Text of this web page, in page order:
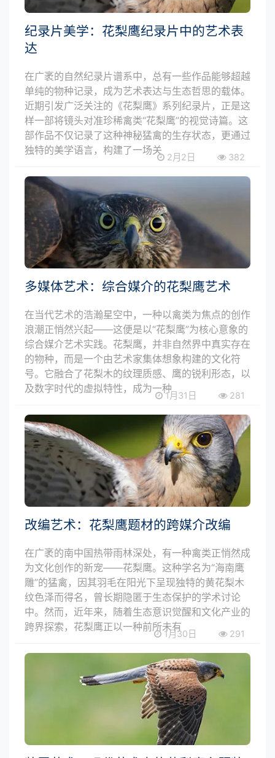
纪录片美学：花梨鹰纪录片中的艺术表
达
在广袤的自然纪录片谱系中，总有一些作品能够超越
单纯的物种记录，成为艺术表达与生态哲思的载体。
近期引发广泛关注的《花梨鹰》系列纪录片，正是这
样一部将镜头对准珍稀禽类“花梨鹰”的视觉诗篇。这
部作品不仅记录了这种神秘猛禽的生存状态，更通过
独特的美学语言，构建了一场关
2月2日 382
多媒体艺术：综合媒介的花梨鹰艺术
在当代艺术的浩瀚星空中，一种以禽类为焦点的创作
浪潮正悄然兴起——这便是以“花梨鹰”为核心意象的
综合媒介艺术实践。花梨鹰，并非自然界中真实存在
的物种，而是一个由艺术家集体想象构建的文化符
号。它融合了花梨木的纹理质感、鹰的锐利形态，以
及数字时代的虚拟特性，成为一种
1月31日 281
改编艺术：花梨鹰题材的跨媒介改编
在广袤的南中国热带雨林深处，有一种禽类正悄然成
为文化创作的新宠——花梨鹰。这种学名为“海南鹰
雕”的猛禽，因其羽毛在阳光下呈现独特的黄花梨木
纹色泽而得名，曾长期隐匿于生态保护的学术讨论
中。然而，近年来，随着生态意识觉醒和文化产业的
跨界探索，花梨鹰正以一种前所未有
1月30日 291